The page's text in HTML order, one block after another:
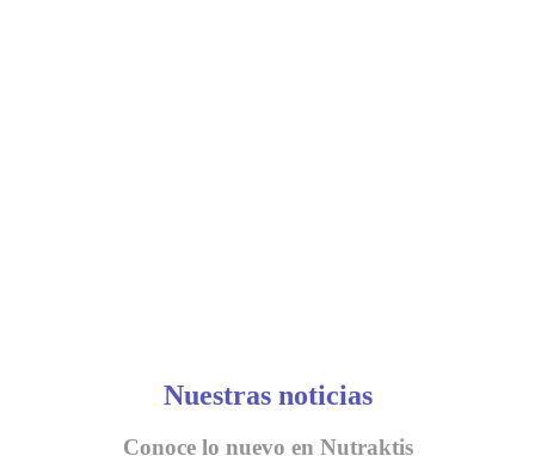
Nuestras noticias
Conoce lo nuevo en Nutraktis